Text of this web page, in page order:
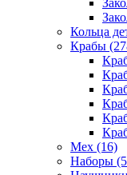
Кольца
Крабы
Мех (16)
Наборы